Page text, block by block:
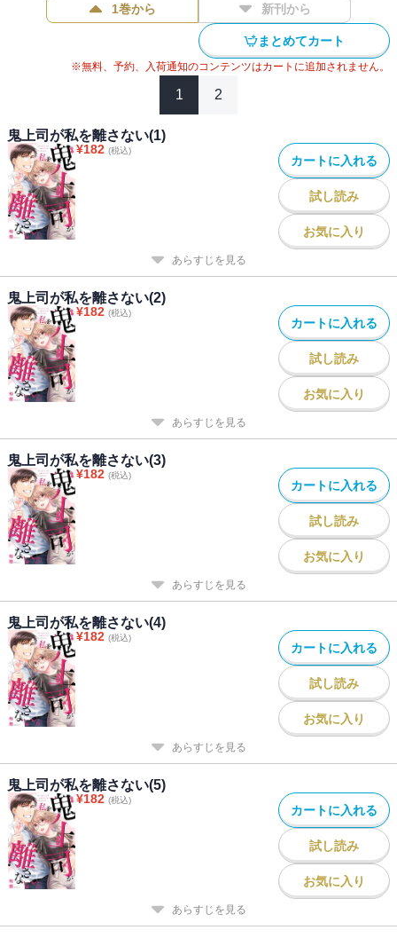
1巻から 新刊から
まとめてカート
※無料、予約、入荷通知のコンテンツはカートに追加されません。
1 2
鬼上司が私を離さない(1)
¥182 (税込)
カートに入れる
試し読み
お気に入り
あらすじを見る
鬼上司が私を離さない(2)
¥182 (税込)
カートに入れる
試し読み
お気に入り
あらすじを見る
鬼上司が私を離さない(3)
¥182 (税込)
カートに入れる
試し読み
お気に入り
あらすじを見る
鬼上司が私を離さない(4)
¥182 (税込)
カートに入れる
試し読み
お気に入り
あらすじを見る
鬼上司が私を離さない(5)
¥182 (税込)
カートに入れる
試し読み
お気に入り
あらすじを見る